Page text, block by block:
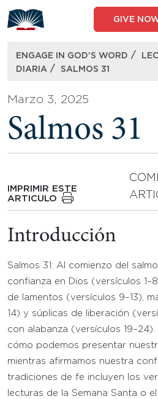
to
content
GIVE
ENGAGE IN GOD’S WORD /
DIARIA / SALMOS 31
Marzo 3, 2025
Salmos 31
IMPRIMIR ESTE
ARTICULO
Introducción
Salmos 31: Al comienzo del
confianza en Dios (versículos
de lamentos (versículos 9–13),
14) y súplicas de liberación
con alabanza (versículos
cómo podemos presentar
mientras afirmamos nuestra
tradiciones de fe incluyen los
lecturas de la Semana Santa o